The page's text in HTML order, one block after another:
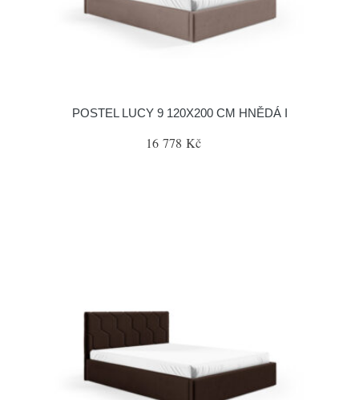
POSTEL LUCY 9 120X200 CM HNĚDÁ I
16 778 Kč